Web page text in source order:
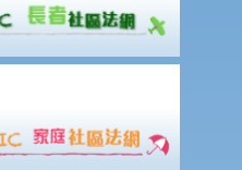
能离婚吗？他们是否需要向香港